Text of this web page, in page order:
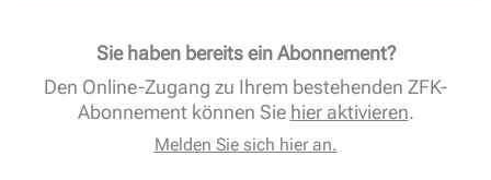
Sie haben bereits ein Abonnement?
Den Online-Zugang zu Ihrem bestehenden ZFK-
Abonnement können Sie hier aktivieren.
Melden Sie sich hier an.